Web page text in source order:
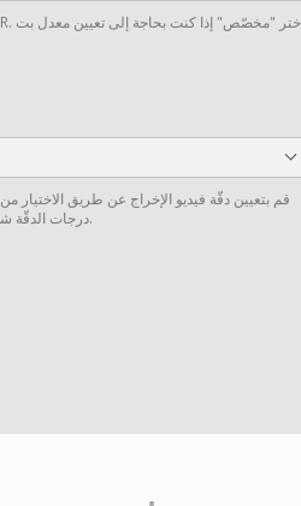
قم بتعيين دقّة فيديو الإخراج عن طريق الاختيار
درجات الدقّة شيوعاً أو إدخال دقّة مخصّصة يدوياً.